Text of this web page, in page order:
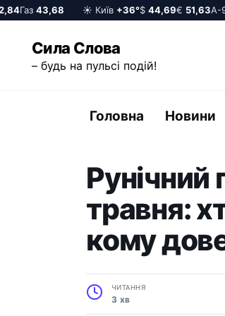
Газ43,68 ☀️ Київ+36°$44,69€51,63А-95
вмісту
Сила Слова
– будь на пульсі подій!
Головна Новини
Рунічний
травня:
кому
ЧИТАННЯ
3 хв